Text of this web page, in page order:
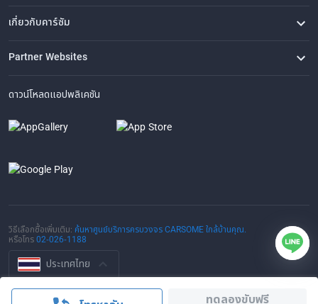
ทดลองขับฟรี
คำถามที่พบบ่อย
ติดต่อเรา
ที่ตั้งของเรา
เกี่ยวกับคาร์ซัม
เรื่องราวของเรา
ซื้อรถจาก CARSOME
บทความ
การแจ้งเบาะแส
ร่วมงานกับเรา
Partner Websites
AutoFun
One2Car
AutoSpinn
CarTimes
ดาวน์โหลดแอปพลิเคชัน
วิธีเลือกซื้อเพิ่มเติม: ค้นหาศูนย์บริการครบวงจร CARSOME ใกล้บ้านคุณ.
หรือโทร02-026-1188
ประเทศไทย
© 2016-2025 CARSOME (THAILAND) CO., LTD.(105559096112) สงวน